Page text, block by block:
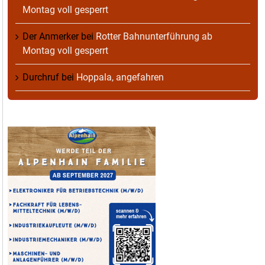
Montag voll gesperrt
Der Anmerkerbei Rotter Bahnunterführung ab
Montag voll gesperrt
Durchruf bei Hoppala, angefahren